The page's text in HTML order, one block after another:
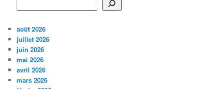
août 2026
juillet 2026
juin 2026
mai 2026
avril 2026
mars 2026